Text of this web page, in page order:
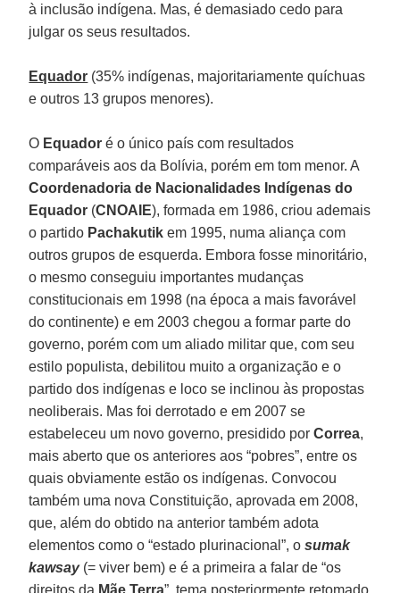
à inclusão indígena. Mas, é demasiado cedo para
julgar os seus resultados.
Equador (35% indígenas, majoritariamente quíchuas
e outros 13 grupos menores).
O Equador é o único país com resultados
comparáveis aos da Bolívia, porém em tom menor. A
Coordenadoria de Nacionalidades Indígenas do
Equador (CNOAIE), formada em 1986, criou ademais
o partido Pachakutik em 1995, numa aliança com
outros grupos de esquerda. Embora fosse minoritário,
o mesmo conseguiu importantes mudanças
constitucionais em 1998 (na época a mais favorável
do continente) e em 2003 chegou a formar parte do
governo, porém com um aliado militar que, com seu
estilo populista, debilitou muito a organização e o
partido dos indígenas e loco se inclinou às propostas
neoliberais. Mas foi derrotado e em 2007 se
estabeleceu um novo governo, presidido porCorrea,
mais aberto que os anteriores aos “pobres”, entre os
quais obviamente estão os indígenas. Convocou
também uma nova Constituição, aprovada em 2008,
que, além do obtido na anterior também adota
elementos como o “estado plurinacional”, osumak
kawsay(= viver bem) e é a primeira a falar de “os
direitos da Mãe Terra”, tema posteriormente retomado